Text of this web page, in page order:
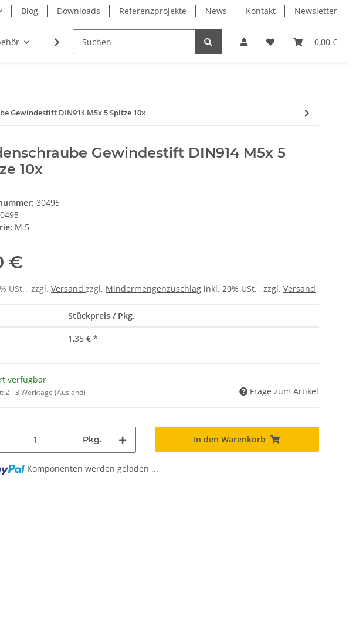
Blog Downloads Referenzprojekte News Kontakt Newsletter
0,00 €
Elektro Lagertechnik Lineartechnik
Gewindestift DIN914 M5x 5 Spitze 10x
Gewindestift DIN914 M5x 5
10x
30495
M 5
€
USt. , zzgl. Versand zzgl. Mindermengenzuschlag inkl. 20% USt. , zzgl. Versand
Stückpreis / Pkg.
1,35 € *
verfügbar
2 - 3 Werktage (Ausland) Frage zum Artikel
Pkg. In den Warenkorb
Komponenten werden geladen ...